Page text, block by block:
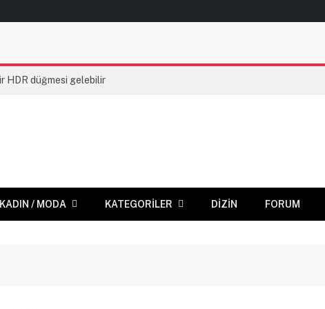
HDR düğmesi gelebilir
KADIN / MODA KATEGORILER DIZIN FORUM